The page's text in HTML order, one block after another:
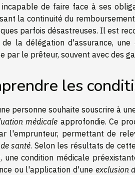
de faire face à ses
la continuité du
parfois désastreuses. Il est
de la délégation d'assurance,
par le prêteur, souvent avec des
les
personne souhaite souscrire à
médicale approfondie. Ce
l'emprunteur, permettant de
santé. Selon les résultats de
une condition médicale
ou l'application d'une exclusion